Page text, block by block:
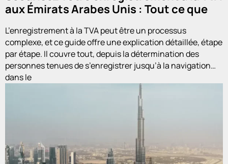
aux Émirats Arabes Unis : Tout ce que
L’enregistrement à la TVA peut être un processus
complexe, et ce guide offre une explication détaillée, étape
par étape. Il couvre tout, depuis la détermination des
personnes tenues de s’enregistrer jusqu’à la navigation
dans le